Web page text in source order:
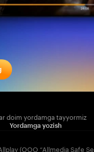
doim yordamga tayyormiz
Yordamga yozish
(OOO “Allmedia Safe